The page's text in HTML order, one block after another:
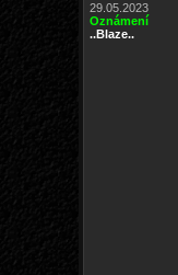
29.05.2023
Oznámení
..Blaze..